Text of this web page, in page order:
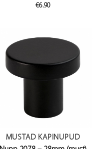
€6.90
MUSTAD KAPINUPUD